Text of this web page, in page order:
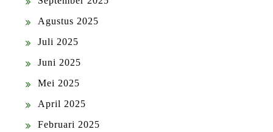
Agustus 2025
Juli 2025
Juni 2025
Mei 2025
April 2025
Februari 2025